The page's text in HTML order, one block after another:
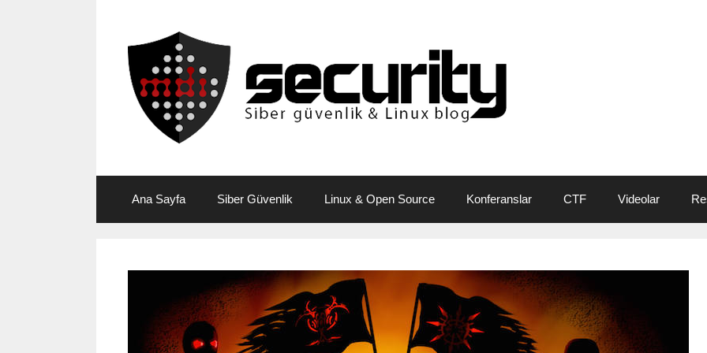
Ana Sayfa Siber Güvenlik Linux & Open Source Konferanslar CTF Videolar